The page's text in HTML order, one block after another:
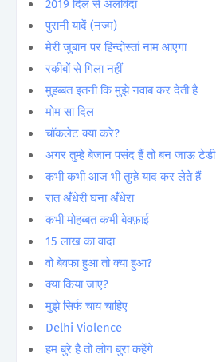
2019 दिल से अलविदा
पुरानी यादें (नज्म)
मेरी जुबान पर हिन्दोस्तां नाम आएगा
रकीबों से गिला नहीं
मुहब्बत इतनी कि मुझे नवाब कर देती है
मोम सा दिल
चॉकलेट क्या करे?
अगर तुम्हे बेजान पसंद हैं तो बन जाऊ टेडी
कभी कभी आज भी तुम्हे याद कर लेते हैं
रात अँधेरी घना अँधेरा
कभी मोहब्बत कभी बेवफ़ाई
15 लाख का वादा
वो बेवफा हुआ तो क्या हुआ?
क्या किया जाए?
मुझे सिर्फ चाय चाहिए
Delhi Violence
हम बुरे है तो लोग बुरा कहेंगे